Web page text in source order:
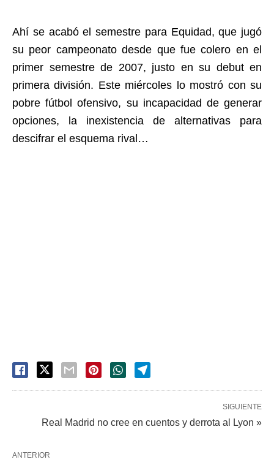
Ahí se acabó el semestre para Equidad, que jugó
su peor campeonato desde que fue colero en el
primer semestre de 2007, justo en su debut en
primera división. Este miércoles lo mostró con su
pobre fútbol ofensivo, su incapacidad de generar
opciones, la inexistencia de alternativas para
descifrar el esquema rival…
SIGUIENTE
Real Madrid no cree en cuentos y derrota al Lyon »
ANTERIOR